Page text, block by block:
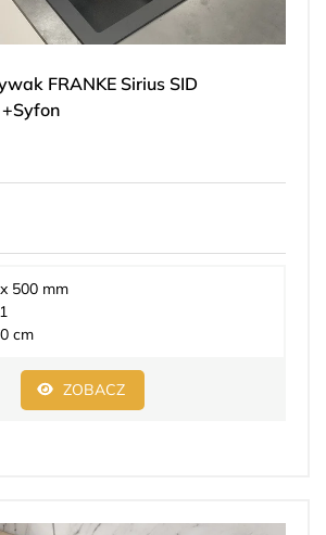
FRANKE Sirius SID
500 mm
1
cm
ZOBACZ